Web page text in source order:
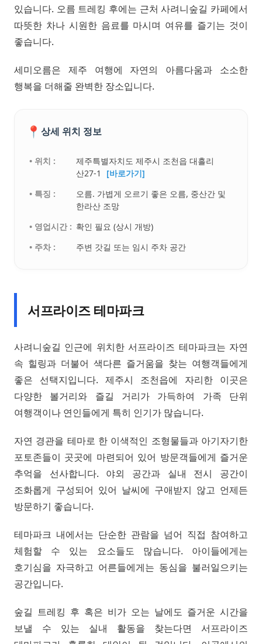
있습니다. 오름 트레킹 후에는 근처 사려니숲길 카페에서
따뜻한 차나 시원한 음료를 마시며 여유를 즐기는 것이
좋습니다.
세미오름은 제주 여행에 자연의 아름다움과 소소한
행복을 더해줄 완벽한 장소입니다.
📍 상세 위치 정보
• 위치 :
제주특별자치도 제주시 조천읍 대흘리
산27-1
[바로가기]
• 특징 :
오름. 가볍게 오르기 좋은 오름, 중산간 및
한라산 조망
• 영업시간 : 확인 필요 (상시 개방)
• 주차 :
주변 갓길 또는 임시 주차 공간
서프라이즈 테마파크
사려니숲길 인근에 위치한 서프라이즈 테마파크는 자연
속 힐링과 더불어 색다른 즐거움을 찾는 여행객들에게
좋은 선택지입니다. 제주시 조천읍에 자리한 이곳은
다양한 볼거리와 즐길 거리가 가득하여 가족 단위
여행객이나 연인들에게 특히 인기가 많습니다.
자연 경관을 테마로 한 이색적인 조형물들과 아기자기한
포토존들이 곳곳에 마련되어 있어 방문객들에게 즐거운
추억을 선사합니다. 야외 공간과 실내 전시 공간이
조화롭게 구성되어 있어 날씨에 구애받지 않고 언제든
방문하기 좋습니다.
테마파크 내에서는 단순한 관람을 넘어 직접 참여하고
체험할 수 있는 요소들도 많습니다. 아이들에게는
호기심을 자극하고 어른들에게는 동심을 불러일으키는
공간입니다.
숲길 트레킹 후 혹은 비가 오는 날에도 즐거운 시간을
보낼 수 있는 실내 활동을 찾는다면 서프라이즈